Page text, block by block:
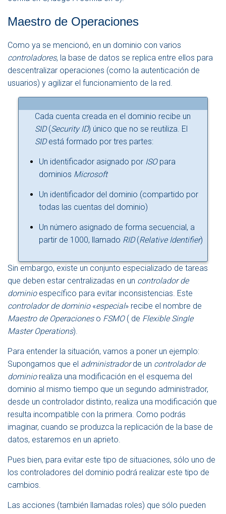
Maestro de Operaciones
Como ya se mencionó, en un dominio con varios
controladores, la base de datos se replica entre ellos para
descentralizar operaciones (como la autenticación de
usuarios) y agilizar el funcionamiento de la red.
Cada cuenta creada en el dominio recibe un
SID(Security ID) único que no se reutiliza. El
SIDestá formado por tres partes:
Un identificador asignado por ISOpara
dominios Microsoft
Un identificador del dominio (compartido por
todas las cuentas del dominio)
Un número asignado de forma secuencial, a
partir de 1000, llamado RID(Relative Identifier)
Sin embargo, existe un conjunto especializado de tareas
que deben estar centralizadas en un controlador de
dominioespecífico para evitar inconsistencias. Este
controlador de dominio«especial» recibe el nombre de
Maestro de Operacioneso FSMO( de Flexible Single
Master Operations).
Para entender la situación, vamos a poner un ejemplo:
Supongamos que el administradorde un controlador de
dominiorealiza una modificación en el esquema del
dominio al mismo tiempo que un segundo administrador,
desde un controlador distinto, realiza una modificación que
resulta incompatible con la primera. Como podrás
imaginar, cuando se produzca la replicación de la base de
datos, estaremos en un aprieto.
Pues bien, para evitar este tipo de situaciones, sólo uno de
los controladores del dominio podrá realizar este tipo de
cambios.
Las acciones (también llamadas roles) que sólo pueden